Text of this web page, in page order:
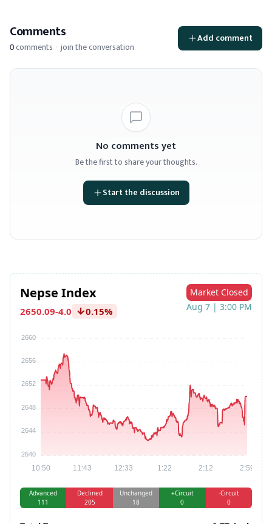
Comments
0comments · join the conversation
Add comment
No comments yet
Be the first to share your thoughts.
Start the discussion